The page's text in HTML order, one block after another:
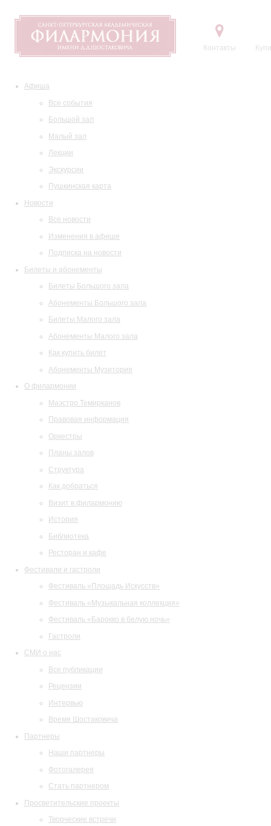
Контакты
Афиша
Все события
Большой зал
Малый зал
Лекции
Экскурсии
Пушкинская карта
Новости
Все новости
Изменения в афише
Подписка на новости
Билеты и абонементы
Билеты Большого зала
Абонементы Большого зала
Билеты Малого зала
Абонементы Малого зала
Как купить билет
Абонементы Музитория
О филармонии
Маэстро Темирканов
Правовая информация
Оркестры
Планы залов
Структура
Как добраться
Визит в филармонию
История
Библиотека
Ресторан и кафе
Фестивали и гастроли
Фестиваль «Площадь Искусств»
Фестиваль «Музыкальная коллекция»
Фестиваль «Барокко в белую ночь»
Гастроли
СМИ о нас
Все публикации
Рецензии
Интервью
Время Шостаковича
Партнеры
Наши партнеры
Фотогалерея
Стать партнером
Просветительские проекты
Творческие встречи